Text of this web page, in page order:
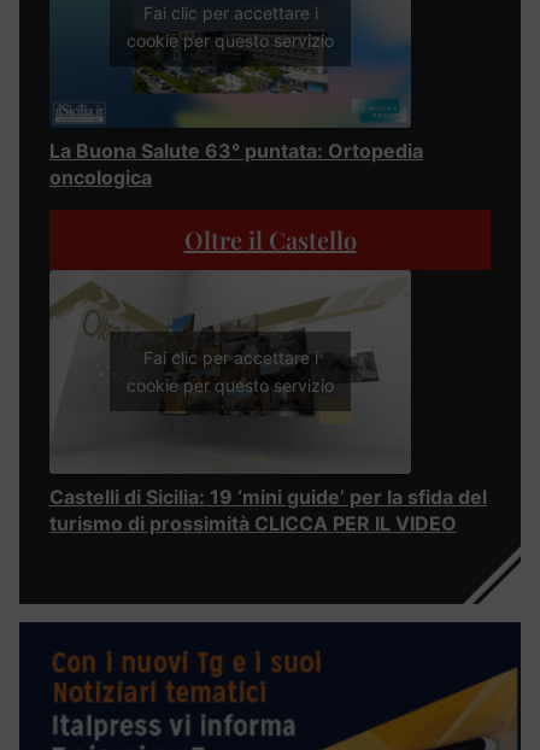
Fai clic per accettare i
cookie per questo servizio
La Buona Salute 63° puntata: Ortopedia
oncologica
Oltre il Castello
Fai clic per accettare i
cookie per questo servizio
Castelli di Sicilia: 19 ‘mini guide’ per la sfida del
turismo di prossimità CLICCA PER IL VIDEO